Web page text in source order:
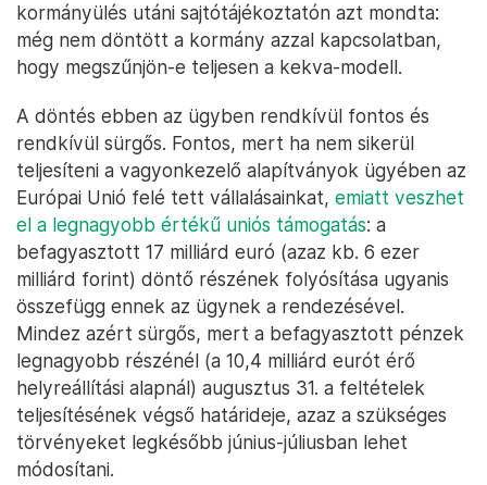
kormányülés utáni sajtótájékoztatón azt mondta:
még nem döntött a kormány azzal kapcsolatban,
hogy megszűnjön-e teljesen a kekva-modell.
A döntés ebben az ügyben rendkívül fontos és
rendkívül sürgős. Fontos, mert ha nem sikerül
teljesíteni a vagyonkezelő alapítványok ügyében az
Európai Unió felé tett vállalásainkat, emiatt veszhet
el a legnagyobb értékű uniós támogatás: a
befagyasztott 17 milliárd euró (azaz kb. 6 ezer
milliárd forint) döntő részének folyósítása ugyanis
összefügg ennek az ügynek a rendezésével.
Mindez azért sürgős, mert a befagyasztott pénzek
legnagyobb részénél (a 10,4 milliárd eurót érő
helyreállítási alapnál) augusztus 31. a feltételek
teljesítésének végső határideje, azaz a szükséges
törvényeket legkésőbb június-júliusban lehet
módosítani.